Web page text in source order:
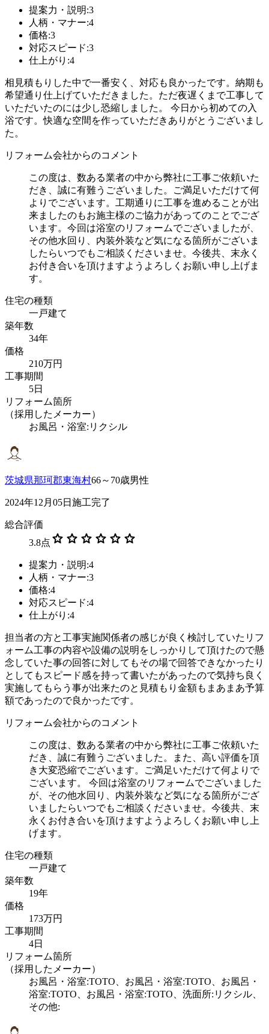
提案力・説明:3
人柄・マナー:4
価格:3
対応スピード:3
仕上がり:4
相見積もりした中で一番安く、対応も良かったです。納期も
希望通り仕上げていただきました。ただ夜遅くまで工事して
いただいたのには少し恐縮しました。 今日から初めての入
浴です。快適な空間を作っていただきありがとうございまし
た。
リフォーム会社からのコメント
この度は、数ある業者の中から弊社に工事ご依頼いた
だき、誠に有難うございました。ご満足いただけて何
よりでございます。工期通りに工事を進めることが出
来ましたのもお施主様のご協力があってのことでござ
います。今回は浴室のリフォームでございましたが、
その他水回り、内装外装など気になる箇所がございま
したらいつでもご相談くださいませ。今後共、末永く
お付き合いを頂けますようよろしくお願い申し上げま
す。
住宅の種類
一戸建て
築年数
34年
価格
210万円
工事期間
5日
リフォーム箇所
（採用したメーカー）
お風呂・浴室:リクシル
茨城県那珂郡東海村66～70歳男性
2024年12月05日施工完了
総合評価
3.8点 star star star star star star
提案力・説明:4
人柄・マナー:3
価格:4
対応スピード:4
仕上がり:4
担当者の方と工事実施関係者の感じが良く検討していたリフ
ォーム工事の内容や設備の説明をしっかりして頂けたので懸
念していた事の回答に対してもその場で回答できなかったり
としてもスピード感を持って書いたがあったので気持ち良く
実施してもらう事が出来たのと見積もり金額もまあまあ予算
額であったので良かったです。
リフォーム会社からのコメント
この度は、数ある業者の中から弊社に工事ご依頼いた
だき、誠に有難うございました。また、高い評価を頂
き大変恐縮でございます。ご満足いただけて何よりで
ございます。 今回は浴室のリフォームでございました
が、その他水回り、内装外装など気になる箇所がござ
いましたらいつでもご相談くださいませ。今後共、末
永くお付き合いを頂けますようよろしくお願い申し上
げます。
住宅の種類
一戸建て
築年数
19年
価格
173万円
工事期間
4日
リフォーム箇所
（採用したメーカー）
お風呂・浴室:TOTO、お風呂・浴室:TOTO、お風呂・
浴室:TOTO、お風呂・浴室:TOTO、洗面所:リクシル、
その他: